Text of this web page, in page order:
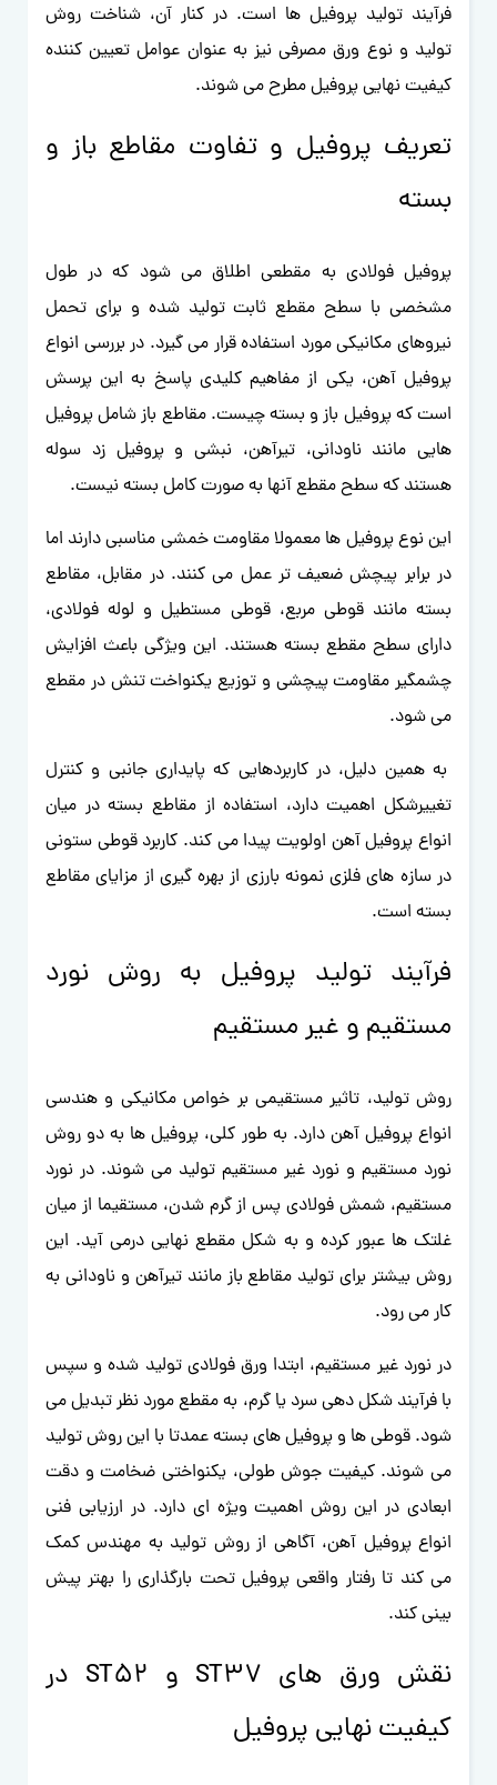
فرآیند تولید پروفیل ها است. در کنار آن، شناخت روش
تولید و نوع ورق مصرفی نیز به عنوان عوامل تعیین کننده
کیفیت نهایی پروفیل مطرح می شوند.
تعریف پروفیل و تفاوت مقاطع باز و
بسته
پروفیل فولادی به مقطعی اطلاق می شود که در طول
مشخصی با سطح مقطع ثابت تولید شده و برای تحمل
نیروهای مکانیکی مورد استفاده قرار می گیرد. در بررسی انواع
پروفیل آهن، یکی از مفاهیم کلیدی پاسخ به این پرسش
است که پروفیل باز و بسته چیست. مقاطع باز شامل پروفیل
هایی مانند ناودانی، تیرآهن، نبشی و پروفیل زد سوله
هستند که سطح مقطع آنها به صورت کامل بسته نیست.
این نوع پروفیل ها معمولا مقاومت خمشی مناسبی دارند اما
در برابر پیچش ضعیف تر عمل می کنند. در مقابل، مقاطع
بسته مانند قوطی مربع، قوطی مستطیل و لوله فولادی،
دارای سطح مقطع بسته هستند. این ویژگی باعث افزایش
چشمگیر مقاومت پیچشی و توزیع یکنواخت تنش در مقطع
می شود.
به همین دلیل، در کاربردهایی که پایداری جانبی و کنترل
تغییرشکل اهمیت دارد، استفاده از مقاطع بسته در میان
انواع پروفیل آهن اولویت پیدا می کند. کاربرد قوطی ستونی
در سازه های فلزی نمونه بارزی از بهره گیری از مزایای مقاطع
بسته است.
فرآیند تولید پروفیل به روش نورد
مستقیم و غیر مستقیم
روش تولید، تاثیر مستقیمی بر خواص مکانیکی و هندسی
انواع پروفیل آهن دارد. به طور کلی، پروفیل ها به دو روش
نورد مستقیم و نورد غیر مستقیم تولید می شوند. در نورد
مستقیم، شمش فولادی پس از گرم شدن، مستقیما از میان
غلتک ها عبور کرده و به شکل مقطع نهایی درمی آید. این
روش بیشتر برای تولید مقاطع باز مانند تیرآهن و ناودانی به
کار می رود.
در نورد غیر مستقیم، ابتدا ورق فولادی تولید شده و سپس
با فرآیند شکل دهی سرد یا گرم، به مقطع مورد نظر تبدیل می
شود. قوطی ها و پروفیل های بسته عمدتا با این روش تولید
می شوند. کیفیت جوش طولی، یکنواختی ضخامت و دقت
ابعادی در این روش اهمیت ویژه ای دارد. در ارزیابی فنی
انواع پروفیل آهن، آگاهی از روش تولید به مهندس کمک
می کند تا رفتار واقعی پروفیل تحت بارگذاری را بهتر پیش
بینی کند.
نقش ورق های ST37 و ST52 در
کیفیت نهایی پروفیل